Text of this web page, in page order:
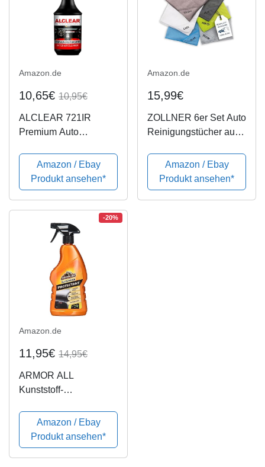
Amazon.de
10,65€ 10,95€
ALCLEAR 721IR
Premium Auto
Tiefenwirkung, 1.000
Amazon / Ebay
Produkt ansehen*
Amazon.de
15,99€
ZOLLNER 6er Set Auto
Reinigungstücher aus
Amazon / Ebay
Produkt ansehen*
-20%
Amazon.de
11,95€ 14,95€
ARMOR ALL
Kunststoff-
500 ml für Vinyl,
Gummi, behandeltes
Leder, versiegeltes
Holz u.v.m.
Amazon / Ebay
Produkt ansehen*